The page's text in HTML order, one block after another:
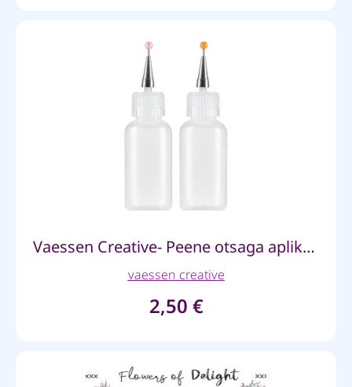
Vaessen Creative- Peene otsaga aplikaatoriga pudelid 2 tk
vaessen creative
2,50 €